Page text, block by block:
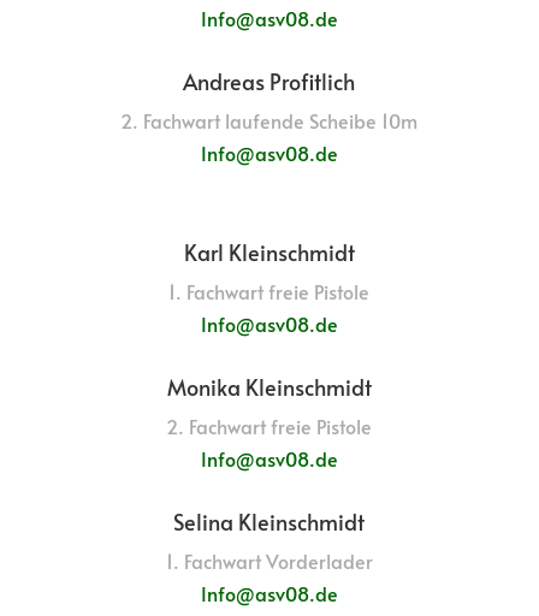
Info@asv08.de
Andreas Profitlich
2. Fachwart laufende Scheibe 10m
Info@asv08.de
Karl Kleinschmidt
1. Fachwart freie Pistole
Info@asv08.de
Monika Kleinschmidt
2. Fachwart freie Pistole
Info@asv08.de
Selina Kleinschmidt
1. Fachwart Vorderlader
Info@asv08.de